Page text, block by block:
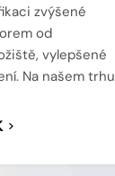
zvýšené
od
vylepšené
Na našem trhu